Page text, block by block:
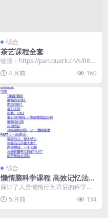
综合
茶艺课程全套
链接：https://pan.quark.cn/s/086
430d1b01b
4 月前 160
综合
懒惰脑科学课程 高效记忆法
+学习技巧
探讨了人类懒惰行为背后的科学原
理，并提供了克服懒惰、增加身体
活动的建议。 链接：...
5 月前 134